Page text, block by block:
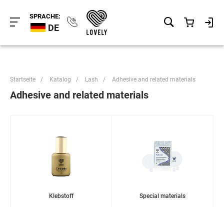
SPRACHE:
DE
Startseite / Katalog / Lash / Adhesive and related materials
Adhesive and related materials
Klebstoff Special materials